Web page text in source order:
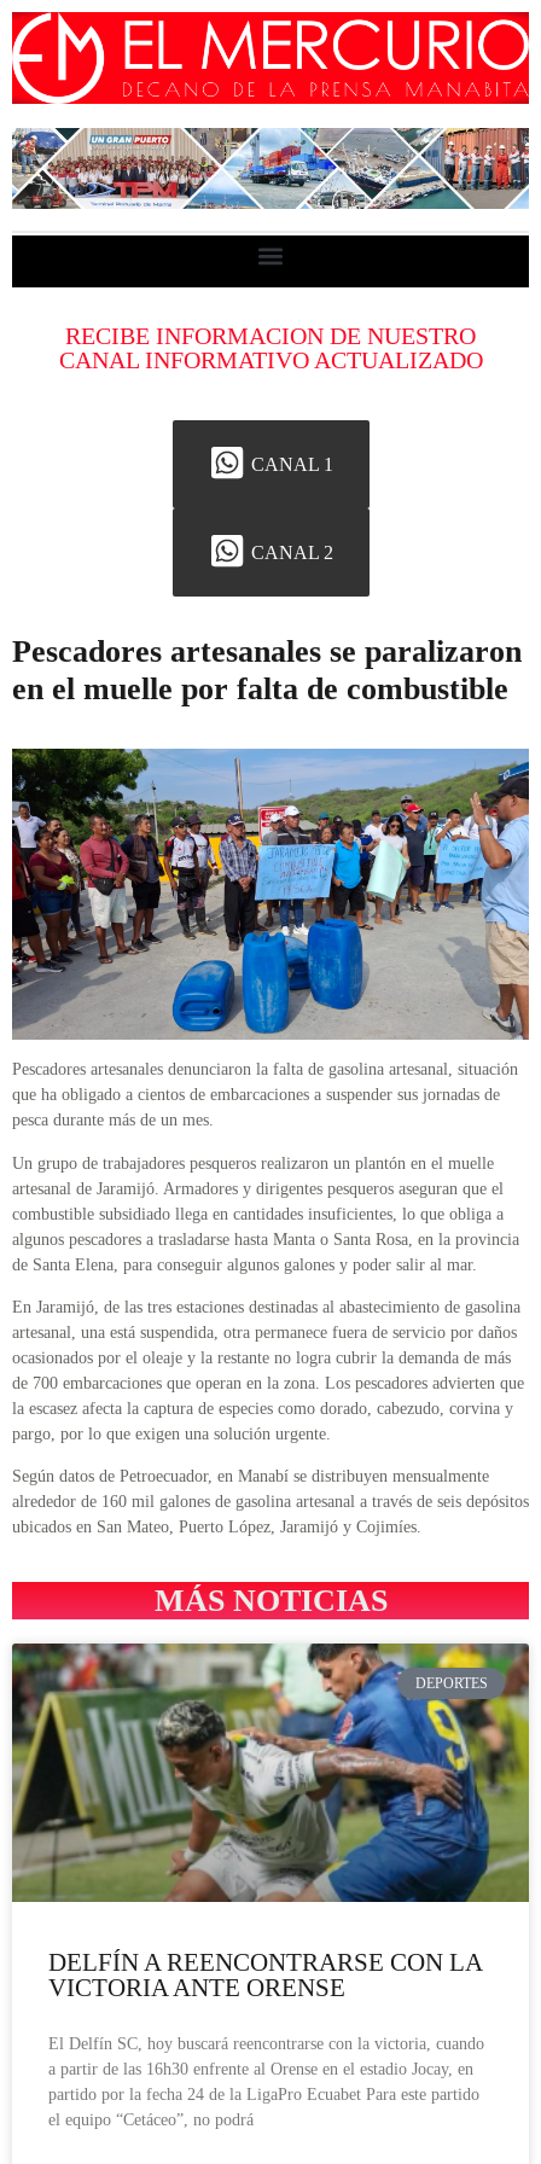
RECIBE INFORMACION DE NUESTRO
CANAL INFORMATIVO ACTUALIZADO
CANAL 1
CANAL 2
Pescadores artesanales se paralizaron
en el muelle por falta de combustible
Pescadores artesanales denunciaron la falta de gasolina artesanal, situación
que ha obligado a cientos de embarcaciones a suspender sus jornadas de
pesca durante más de un mes.
Un grupo de trabajadores pesqueros realizaron un plantón en el muelle
artesanal de Jaramijó. Armadores y dirigentes pesqueros aseguran que el
combustible subsidiado llega en cantidades insuficientes, lo que obliga a
algunos pescadores a trasladarse hasta Manta o Santa Rosa, en la provincia
de Santa Elena, para conseguir algunos galones y poder salir al mar.
En Jaramijó, de las tres estaciones destinadas al abastecimiento de gasolina
artesanal, una está suspendida, otra permanece fuera de servicio por daños
ocasionados por el oleaje y la restante no logra cubrir la demanda de más
de 700 embarcaciones que operan en la zona. Los pescadores advierten que
la escasez afecta la captura de especies como dorado, cabezudo, corvina y
pargo, por lo que exigen una solución urgente.
Según datos de Petroecuador, en Manabí se distribuyen mensualmente
alrededor de 160 mil galones de gasolina artesanal a través de seis depósitos
ubicados en San Mateo, Puerto López, Jaramijó y Cojimíes.
MÁS NOTICIAS
DEPORTES
DELFÍN A REENCONTRARSE CON LA
VICTORIA ANTE ORENSE
El Delfín SC, hoy buscará reencontrarse con la victoria, cuando
a partir de las 16h30 enfrente al Orense en el estadio Jocay, en
partido por la fecha 24 de la LigaPro Ecuabet Para este partido
el equipo “Cetáceo”, no podrá